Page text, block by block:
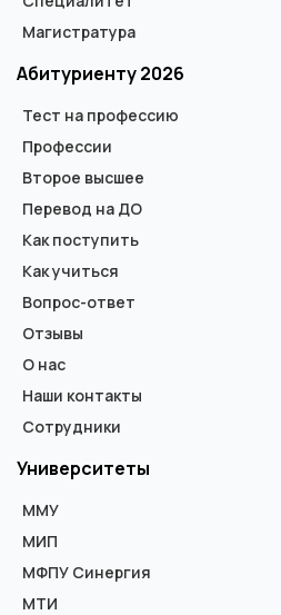
Магистратура
Абитуриенту 2026
Тест на профессию
Профессии
Второе высшее
Перевод на ДО
Как поступить
Как учиться
Вопрос-ответ
Отзывы
О нас
Наши контакты
Сотрудники
Университеты
ММУ
МИП
МФПУ Синергия
МТИ